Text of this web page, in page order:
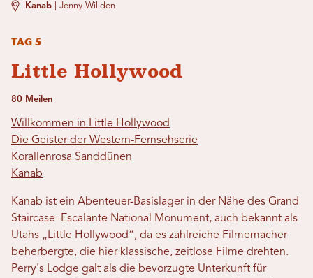
Kanab Jenny Willden
Tag 5
Little Hollywood
80 Meilen
Willkommen in Little Hollywood
Die Geister der Western-Fernsehserie
Korallenrosa Sanddünen
Kanab
Kanab ist ein Abenteuer-Basislager in der Nähe des Grand
Staircase–Escalante National Monument, auch bekannt als
Utahs „Little Hollywood“, da es zahlreiche Filmemacher
beherbergte, die hier klassische, zeitlose Filme drehten.
Perry's Lodge galt als die bevorzugte Unterkunft für